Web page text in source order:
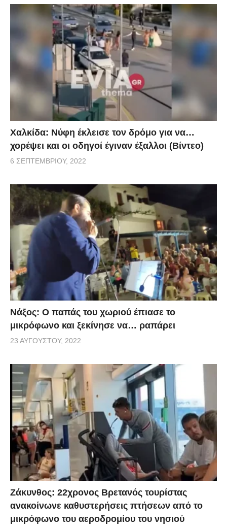
Χαλκίδα: Νύφη έκλεισε τον δρόμο για να…
χορέψει και οι οδηγοί έγιναν έξαλλοι (Βίντεο)
6 ΣΕΠΤΕΜΒΡΊΟΥ, 2022
Νάξος: Ο παπάς του χωριού έπιασε το
μικρόφωνο και ξεκίνησε να… ραπάρει
23 ΑΥΓΟΎΣΤΟΥ, 2022
Ζάκυνθος: 22χρονος Βρετανός τουρίστας
ανακοίνωνε καθυστερήσεις πτήσεων από το
μικρόφωνο του αεροδρομίου του νησιού